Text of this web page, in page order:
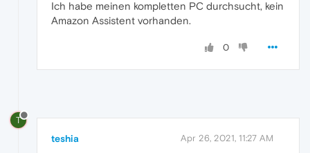
Ich habe meinen kompletten PC durchsucht, kein
Amazon Assistent vorhanden.
0
T
teshia Apr 26, 2021, 11:27 AM